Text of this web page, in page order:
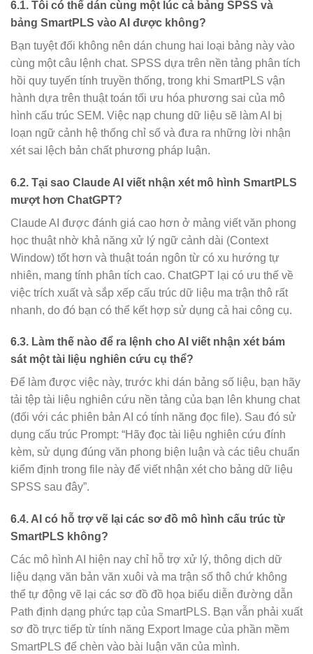
6.1. Tôi có thể dán cùng một lúc cả bảng SPSS và
bảng SmartPLS vào AI được không?
Bạn tuyệt đối không nên dán chung hai loại bảng này vào
cùng một câu lệnh chat. SPSS dựa trên nền tảng phân tích
hồi quy tuyến tính truyền thống, trong khi SmartPLS vận
hành dựa trên thuật toán tối ưu hóa phương sai của mô
hình cấu trúc SEM. Việc nạp chung dữ liệu sẽ làm AI bị
loạn ngữ cảnh hệ thống chỉ số và đưa ra những lời nhận
xét sai lệch bản chất phương pháp luận.
6.2. Tại sao Claude AI viết nhận xét mô hình SmartPLS
mượt hơn ChatGPT?
Claude AI được đánh giá cao hơn ở mảng viết văn phong
học thuật nhờ khả năng xử lý ngữ cảnh dài (Context
Window) tốt hơn và thuật toán ngôn từ có xu hướng tự
nhiên, mang tính phân tích cao. ChatGPT lại có ưu thế về
việc trích xuất và sắp xếp cấu trúc dữ liệu ma trận thô rất
nhanh, do đó bạn có thể kết hợp sử dụng cả hai công cụ.
6.3. Làm thế nào để ra lệnh cho AI viết nhận xét bám
sát một tài liệu nghiên cứu cụ thể?
Để làm được việc này, trước khi dán bảng số liệu, bạn hãy
tải tệp tài liệu nghiên cứu nền tảng của bạn lên khung chat
(đối với các phiên bản AI có tính năng đọc file). Sau đó sử
dụng cấu trúc Prompt: “Hãy đọc tài liệu nghiên cứu đính
kèm, sử dụng đúng văn phong biện luận và các tiêu chuẩn
kiểm định trong file này để viết nhận xét cho bảng dữ liệu
SPSS sau đây”.
6.4. AI có hỗ trợ vẽ lại các sơ đồ mô hình cấu trúc từ
SmartPLS không?
Các mô hình AI hiện nay chỉ hỗ trợ xử lý, thông dịch dữ
liệu dạng văn bản văn xuôi và ma trận số thô chứ không
thể tự động vẽ lại các sơ đồ đồ họa biểu diễn đường dẫn
Path định dạng phức tạp của SmartPLS. Bạn vẫn phải xuất
sơ đồ trực tiếp từ tính năng Export Image của phần mềm
SmartPLS để chèn vào bài luận văn của mình.